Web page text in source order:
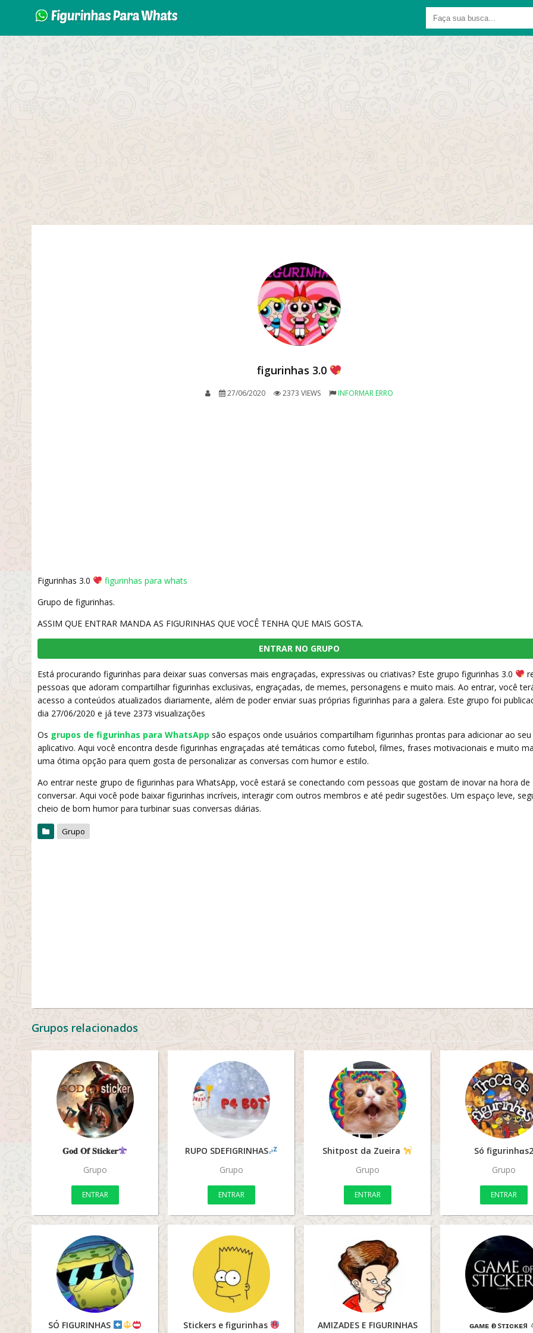
figurinhas 3.0
27/06/2020 2373 VIEWS INFORMAR ERRO
Figurinhas 3.0
figurinhas para whats
Grupo de figurinhas.
ASSIM QUE ENTRAR MANDA AS FIGURINHAS QUE VOCÊ TENHA QUE MAIS GOSTA.
ENTRAR NO GRUPO
Está procurando figurinhas para deixar suas conversas mais engraçadas, expressivas ou criativas? Este grupo figurinhas 3.0
pessoas que adoram compartilhar figurinhas exclusivas, engraçadas, de memes, personagens e muito mais. Ao entrar, você
acesso a conteúdos atualizados diariamente, além de poder enviar suas próprias figurinhas para a galera. Este grupo foi
dia 27/06/2020 e já teve 2373 visualizações
Os grupos de figurinhas para WhatsApp são espaços onde usuários compartilham figurinhas prontas para adicionar ao seu
aplicativo. Aqui você encontra desde figurinhas engraçadas até temáticas como futebol, filmes, frases motivacionais e muito
uma ótima opção para quem gosta de personalizar as conversas com humor e estilo.
Ao entrar neste grupo de figurinhas para WhatsApp, você estará se conectando com pessoas que gostam de inovar na hora de
conversar. Aqui você pode baixar figurinhas incríveis, interagir com outros membros e até pedir sugestões. Um espaço leve,
cheio de bom humor para turbinar suas conversas diárias.
Grupo
Grupos relacionados
𝐆𝐨𝐝 𝐎𝐟 𝐒𝐭𝐢𝐜𝐤𝐞𝐫
Grupo
ENTRAR
RUPO SDEFIGRINHAS
Grupo
ENTRAR
Shitpost da Zueira
Grupo
ENTRAR
Só figurinhɑs2
Grupo
ENTRAR
SÓ FIGURINHAS Stickers e figurinhas AMIZADES E FIGURINHAS ɢᴀᴍᴇ ѳғ sᴛɪᴄᴋᴇя